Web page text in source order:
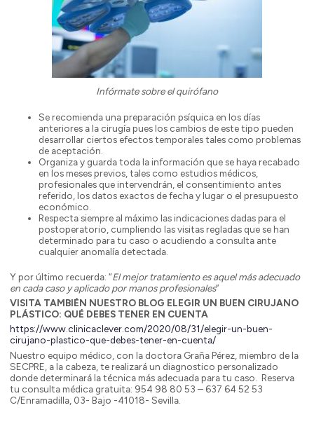
Infórmate sobre el quirófano
Se recomienda una preparación psíquica en los días
anteriores a la cirugía pues los cambios de este tipo pueden
desarrollar ciertos efectos temporales tales como problemas
de aceptación.
Organiza y guarda toda la información que se haya recabado
en los meses previos, tales como estudios médicos,
profesionales que intervendrán, el consentimiento antes
referido, los datos exactos de fecha y lugar o el presupuesto
económico.
Respecta siempre al máximo las indicaciones dadas para el
postoperatorio, cumpliendo las visitas regladas que se han
determinado para tu caso o acudiendo a consulta ante
cualquier anomalía detectada.
Y por último recuerda: “El mejor tratamiento es aquel más adecuado
en cada caso y aplicado por manos profesionales”
VISITA TAMBIÉN NUESTRO BLOG ELEGIR UN BUEN CIRUJANO
PLÁSTICO: QUÉ DEBES TENER EN CUENTA
https://www.clinicaclever.com/2020/08/31/elegir-un-buen-
cirujano-plastico-que-debes-tener-en-cuenta/
Nuestro equipo médico, con la doctora Graña Pérez, miembro de la
SECPRE, a la cabeza, te realizará un diagnostico personalizado
donde determinará la técnica más adecuada para tu caso. Reserva
tu consulta médica gratuita: 954 98 80 53 – 637 64 52 53
C/Enramadilla, 03- Bajo -41018- Sevilla.